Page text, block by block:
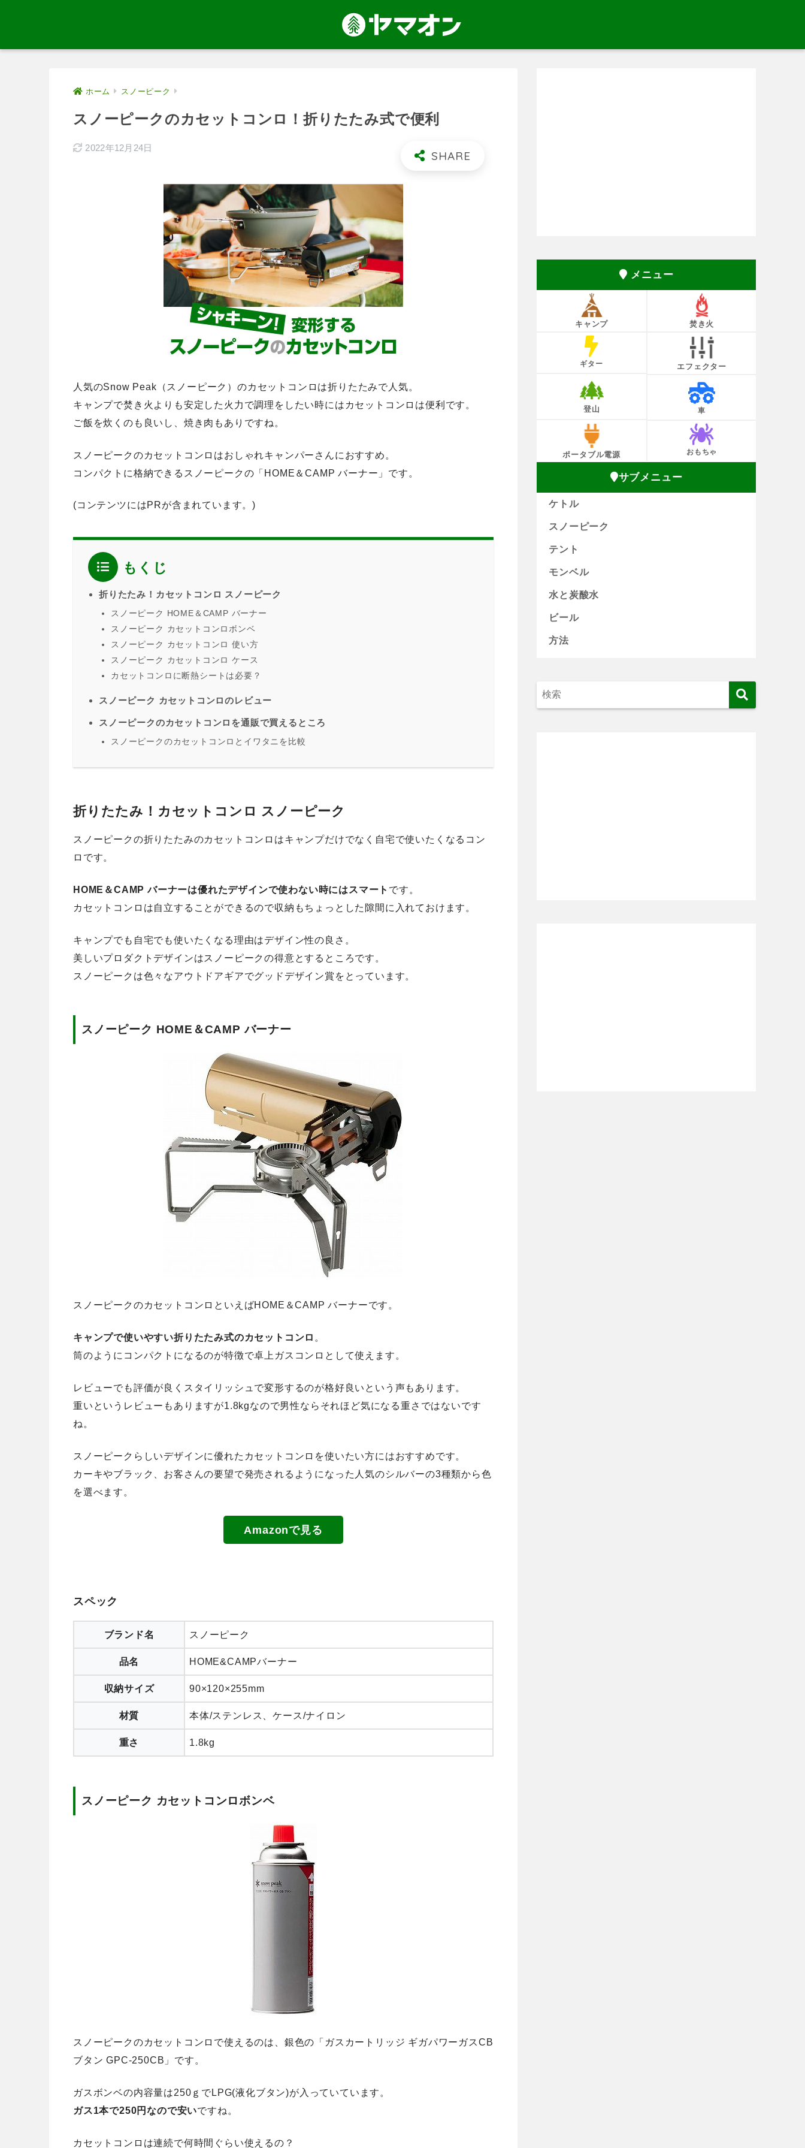
ホーム スノーピーク
スノーピークのカセットコンロ！折りたたみ式で便利
2022年12月24日
人気のSnow Peak（スノーピーク）のカセットコンロは折りたたみで人気。
キャンプで焚き火よりも安定した火力で調理をしたい時にはカセットコンロは便利です。
ご飯を炊くのも良いし、焼き肉もありですね。
スノーピークのカセットコンロはおしゃれキャンパーさんにおすすめ 。
コンパクトに格納できるスノーピークの「HOME＆CAMP バーナー」です。
(コンテンツにはPRが含まれています。)
もくじ
折りたたみ！カセットコンロ スノーピーク
スノーピーク HOME＆CAMP バーナー
スノーピーク カセットコンロボンベ
スノーピーク カセットコンロ 使い方
スノーピーク カセットコンロ ケース
カセットコンロに断熱シートは必要？
スノーピーク カセットコンロのレビュー
スノーピークのカセットコンロを通販で買えるところ
スノーピークのカセットコンロとイワタニを比較
折りたたみ！カセットコンロ スノーピーク
スノーピークの折りたたみのカセットコンロはキャンプだけでなく自宅で使いたくなるコン
ロです。
HOME＆CAMP バーナーは優れたデザインで使わない時にはスマート です。
カセットコンロは自立することができるので収納もちょっとした隙間に入れておけます。
キャンプでも自宅でも使いたくなる理由はデザイン性の良さ。
美しいプロダクトデザインはスノーピークの得意とするところです。
スノーピークは色々なアウトドアギアでグッドデザイン賞をとっています。
スノーピーク HOME＆CAMP バーナー
スノーピークのカセットコンロといえばHOME＆CAMP バーナーです。
キャンプで使いやすい折りたたみ式のカセットコンロ 。
筒のようにコンパクトになるのが特徴で卓上ガスコンロとして使えます。
レビューでも評価が良くスタイリッシュで変形するのが格好良いという声もあります。
重いというレビューもありますが1.8kgなので男性ならそれほど気になる重さではないです
ね。
スノーピークらしいデザインに優れたカセットコンロを使いたい方にはおすすめです。
カーキやブラック、 お客さんの要望で発売されるようになった人気のシルバーの3種類から色
を選べます。
Amazonで見る
スペック
ブランド名 スノーピーク
品名 HOME&CAMPバーナー
収納サイズ 90×120×255mm
材質 本体/ステンレス、ケース/ナイロン
重さ 1.8kg
スノーピーク カセットコンロボンベ
スノーピークのカセットコンロで使えるのは、銀色の「ガスカートリッジ ギガパワーガスCB
ブタン GPC-250CB」です。
ガスボンベの内容量は250ｇでLPG(液化ブタン)が入っていています。
ガス1本で250円なので安いですね。
カセットコンロは連続で何時間ぐらい使えるの？
メニュー
キャンプ 焚き火
ギター エフェクター
登山 車
ポータブル電源 おもちゃ
サブメニュー
ケトル
スノーピーク
テント
モンベル
水と炭酸水
ビール
方法